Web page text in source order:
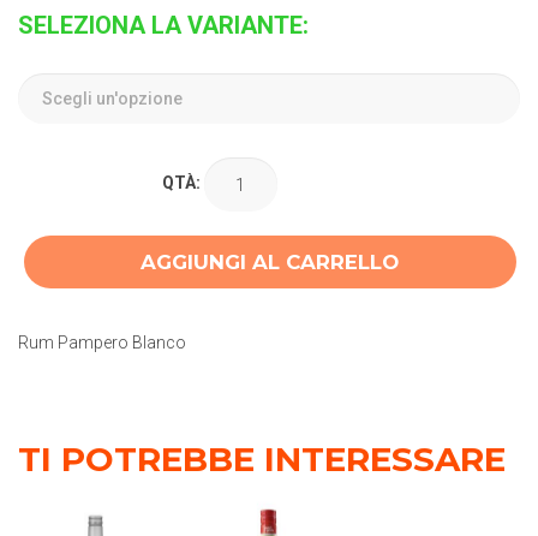
SELEZIONA LA VARIANTE:
QTÀ:
AGGIUNGI AL CARRELLO
Rum Pampero Blanco
TI POTREBBE INTERESSARE